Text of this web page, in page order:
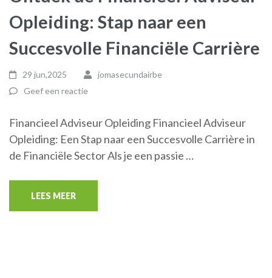
Opleiding: Stap naar een
Succesvolle Financiële Carrière
29 jun,2025
jomasecundairbe
Geef een reactie
Financieel Adviseur Opleiding Financieel Adviseur
Opleiding: Een Stap naar een Succesvolle Carrière in
de Financiële Sector Als je een passie …
LEES MEER